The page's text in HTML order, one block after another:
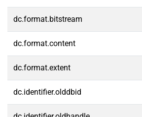
dc.format.bitstream
dc.format.content
dc.format.extent
dc.identifier.olddbid